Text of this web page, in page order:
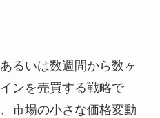
るいは数週間から数ヶ
ンを売買する戦略で
市場の小さな価格変動